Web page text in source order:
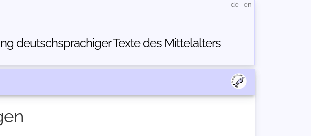
deutschsprachiger Texte des Mittelalters
de en